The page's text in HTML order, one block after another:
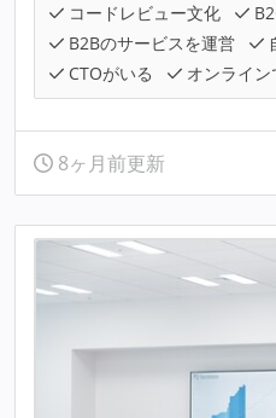
コードレビュー文化
B2Bのサービスを運営
CTOがいる
オンライ
8ヶ月前更新